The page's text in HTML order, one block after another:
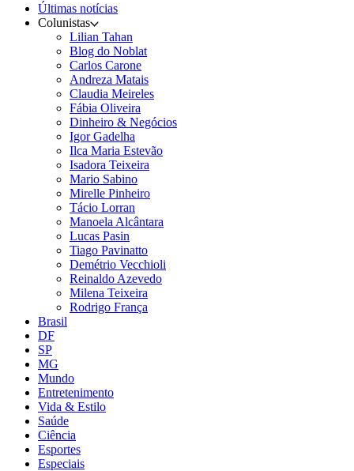
Últimas notícias
Colunistas
Lilian Tahan
Blog do Noblat
Carlos Carone
Andreza Matais
Claudia Meireles
Fábia Oliveira
Dinheiro & Negócios
Igor Gadelha
Ilca Maria Estevão
Isadora Teixeira
Mario Sabino
Mirelle Pinheiro
Tácio Lorran
Manoela Alcântara
Lucas Pasin
Tiago Pavinatto
Demétrio Vecchioli
Reinaldo Azevedo
Milena Teixeira
Rodrigo França
Brasil
DF
SP
MG
Mundo
Entretenimento
Vida & Estilo
Saúde
Ciência
Esportes
Especiais